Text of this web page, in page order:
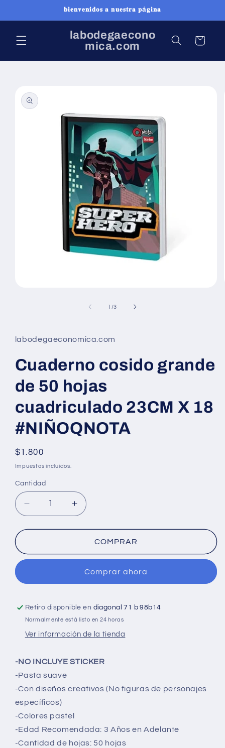
al contenido
𝐛𝐢𝐞𝐧𝐯𝐞𝐧𝐢𝐝𝐨𝐬 𝐚 𝐧𝐮𝐞𝐬𝐭𝐫𝐚 𝐩á𝐠𝐢𝐧𝐚
labodegaecono
mica.com
Carrito
información
ventana
modal
1 /de
3
labodegaeconomica.com
Cuaderno cosido grande
de 50 hojas
cuadriculado 23CM X 18
#NIÑOQNOTA
Precio
habitual
$1.800
Impuestos incluidos.
Cantidad
Cantidad
Reducir
cantidad
para
cosido
50
cuadriculado
23CM
X
18
Aumentar
cantidad
para
Cuaderno
cosido
de
50
cuadriculado
23CM
X
18
COMPRAR
Comprar ahora
Retiro disponible en diagonal 71 b 98b14
Normalmente está listo en 24 horas
Ver información de la tienda
-NO INCLUYE STICKER
-Pastasuave
-Con diseños creativos (No figuras de personajes
específicos)
-Colores pastel
-Edad Recomendada: 3 Años en Adelante
-Cantidad de hojas: 50 hojas